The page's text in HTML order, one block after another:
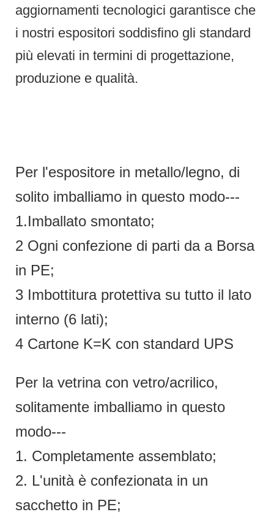
aggiornamenti tecnologici garantisce che
i nostri espositori soddisfino gli standard
più elevati in termini di progettazione,
produzione e qualità.
Per l'espositore in metallo/legno, di
solito imballiamo in questo modo---
1.Imballato smontato;
2 Ogni confezione di parti da a Borsa
in PE;
3 Imbottitura protettiva su tutto il lato
interno (6 lati);
4 Cartone K=K con standard UPS
Per la vetrina con vetro/acrilico,
solitamente imballiamo in questo
modo---
1. Completamente assemblato;
2. L'unità è confezionata in un
sacchetto in PE;